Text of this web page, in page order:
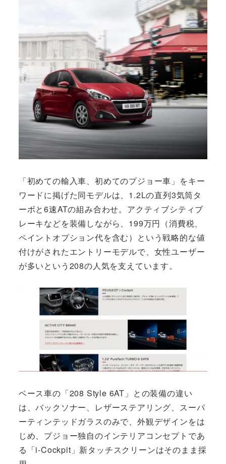
「初めての輸入車、初めてのプジョー車」をキー
ワードに掲げた同モデルは、1.2Lの直列3気筒タ
ーボと6速ATの組み合わせ。アクティブシティブ
レーキなどを装備しながら、199万円（消費税、
ペイントオプション代を含む）という戦略的な値
付けがされたエントリーモデルで、女性ユーザー
が多いという208の人気を支えています。
ベース車の「208 Style 6AT」との装備の違い
は、バックソナー、レザーステアリング、スーパ
ーティンテッドガラスのみで、外観デザインをは
じめ、プジョー独自のインテリアコンセプトであ
る「i-Cockpit」新タッチスクリーンはそのまま採